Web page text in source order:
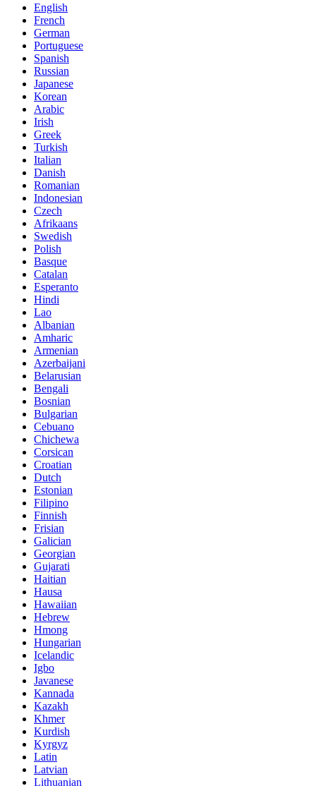
English
French
German
Portuguese
Spanish
Russian
Japanese
Korean
Arabic
Irish
Greek
Turkish
Italian
Danish
Romanian
Indonesian
Czech
Afrikaans
Swedish
Polish
Basque
Catalan
Esperanto
Hindi
Lao
Albanian
Amharic
Armenian
Azerbaijani
Belarusian
Bengali
Bosnian
Bulgarian
Cebuano
Chichewa
Corsican
Croatian
Dutch
Estonian
Filipino
Finnish
Frisian
Galician
Georgian
Gujarati
Haitian
Hausa
Hawaiian
Hebrew
Hmong
Hungarian
Icelandic
Igbo
Javanese
Kannada
Kazakh
Khmer
Kurdish
Kyrgyz
Latin
Latvian
Lithuanian